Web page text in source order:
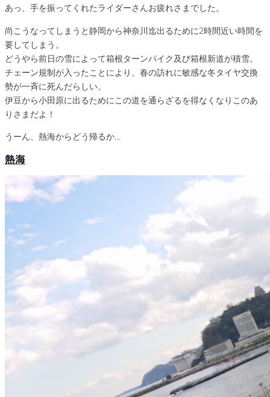
あっ、手を振ってくれたライダーさんお疲れさまでした。
尚こうなってしまうと静岡から神奈川迄出るために2時間近い時間を
要してしまう。
どうやら前日の雪によって箱根ターンパイク及び箱根新道が積雪。
チェーン規制が入ったことにより、春の訪れに敏感な冬タイヤ交換
勢が一斉に死んだらしい。
伊豆から小田原に出るためにこの道を通らざるを得なくなりこのあ
りさまだよ！
うーん、熱海からどう帰るか…
熱海